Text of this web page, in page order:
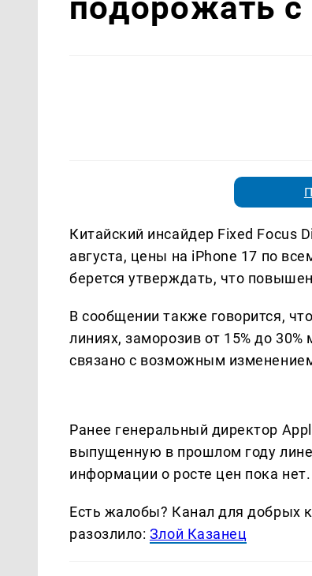
Китайский инсайдер Fixed Focus
августа, цены на iPhone 17 по
берется утверждать, что
В сообщении также говорится,
линиях, заморозив от 15% до
связано с возможным
Ранее генеральный директор
выпущенную в прошлом году
информации о росте цен пока нет.
Есть жалобы? Канал для добрых
разозлило: Злой Казанец